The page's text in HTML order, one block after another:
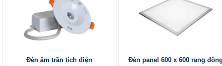
Đèn âm trần tích điện
Đèn panel 600 x 600 rang